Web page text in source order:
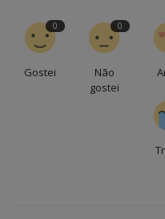
0
Gostei
0
Não
gostei